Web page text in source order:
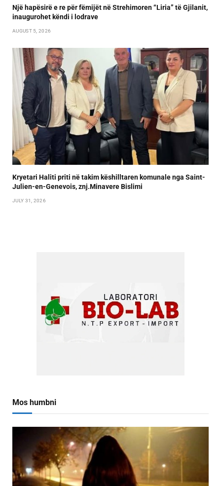
Një hapësirë e re për fëmijët në Strehimoren “Liria” të Gjilanit,
inaugurohet këndi i lodrave
AUGUST 5, 2026
Kryetari Haliti priti në takim këshilltaren komunale nga Saint-
Julien-en-Genevois, znj.Minavere Bislimi
JULY 31, 2026
Mos humbni